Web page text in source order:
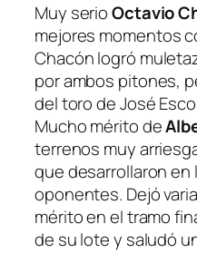
Muy serioOctavio
mejores momentos
Chacón logró
por ambos pitones,
del toro de José
Mucho mérito de
terrenos muy
que desarrollaron en
oponentes. Dejó
mérito en el tramo
de su lote y saludó